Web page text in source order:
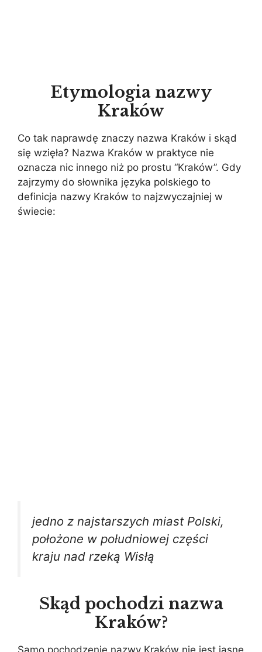
Etymologia nazwy
Kraków
Co tak naprawdę znaczy nazwa Kraków i skąd
się wzięła? Nazwa Kraków w praktyce nie
oznacza nic innego niż po prostu “Kraków”. Gdy
zajrzymy do słownika języka polskiego to
definicja nazwy Kraków to najzwyczajniej w
świecie:
jedno z najstarszych miast Polski,
położone w południowej części
kraju nad rzeką Wisłą
Skąd pochodzi nazwa
Kraków?